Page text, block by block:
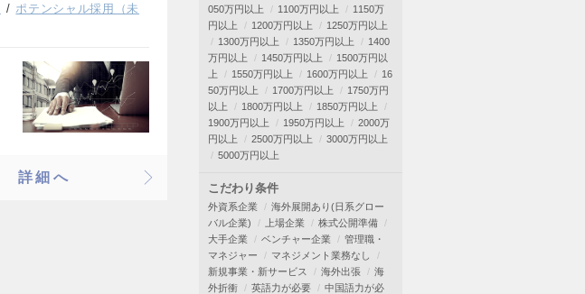
ポテンシャル採用（未
詳細へ
050万円以上
1100万円以上
1150万
円以上
1200万円以上
1250万円以上
1300万円以上
1350万円以上
1400
万円以上
1450万円以上
1500万円以
上
1550万円以上 1600万円以上
16
50万円以上
1700万円以上
1750万円
以上
1800万円以上
1850万円以上
1900万円以上
1950万円以上
2000万
円以上
2500万円以上
3000万円以上
5000万円以上
こだわり条件
外資系企業
海外展開あり(日系グロー
バル企業)
上場企業
株式公開準備
大手企業
ベンチャー企業
管理職・
マネジャー
マネジメント業務なし
新規事業・新サービス
海外出張
海
外折衝
英語力が必要
中国語力が必